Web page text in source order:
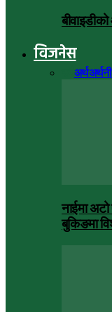
विजनेस
अर्थ
नाईमा
बुकिङमा